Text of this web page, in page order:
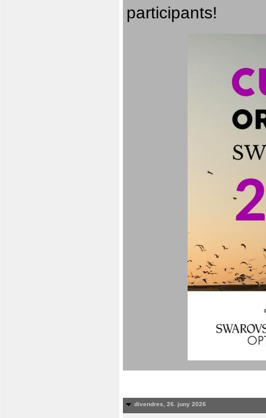
participants!
divendres, 26. juny 2026